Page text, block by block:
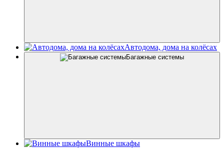
Автодома, дома на колёсах
Багажные системы
Винные шкафы